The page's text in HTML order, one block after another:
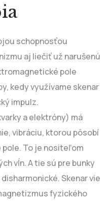
schopnosťou
aj liečiť už narušenú
pole
kedy využívame skenar
impulz.
a elektróny) má
vibráciu, ktorou pôsobí
To je nositeľom
vĺn. A tie sú pre bunky
Skenar vie
fyzického